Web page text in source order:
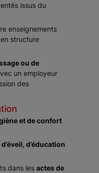
issus du
enseignements
structure
ou de
un employeur
des
et de confort
d’éducation
dans les actes de